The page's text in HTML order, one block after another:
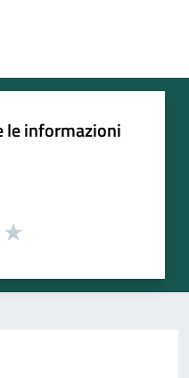
le informazioni